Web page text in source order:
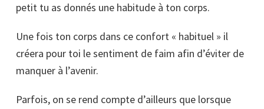
petit tu as donnés une habitude à ton corps.
Une fois ton corps dans ce confort « habituel » il
créera pour toi le sentiment de faim afin d’éviter de
manquer à l’avenir.
Parfois, on se rend compte d’ailleurs que lorsque